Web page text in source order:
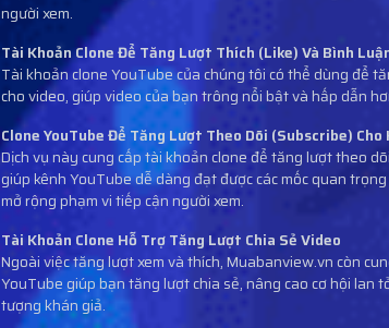
người xem.
Tài Khoản Clone Để Tăng Lượt Thích (Like) Và Bình
Tài khoản clone YouTube của chúng tôi có thể dùng để
cho video, giúp video của bạn trông nổi bật và hấp dẫn
Clone YouTube Để Tăng Lượt Theo Dõi (Subscribe) Cho
Dịch vụ này cung cấp tài khoản clone để tăng lượt theo
giúp kênh YouTube dễ dàng đạt được các mốc quan
mở rộng phạm vi tiếp cận người xem.
Tài Khoản Clone Hỗ Trợ Tăng Lượt Chia Sẻ Video
Ngoài việc tăng lượt xem và thích, Muabanview.vn còn
YouTube giúp bạn tăng lượt chia sẻ, nâng cao cơ hội lan
tượng khán giả.